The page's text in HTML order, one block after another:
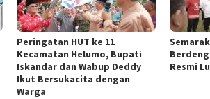
Peringatan HUT ke 11
Kecamatan Helumo, Bupati
Iskandar dan Wabup Deddy
Ikut Bersukacita dengan
Warga
Resmi